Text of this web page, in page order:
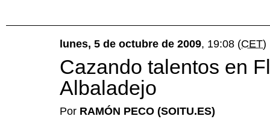
lunes, 5 de octubre de 2009, 19:08 (CET)
Cazando talentos en
Albaladejo
Por RAMÓN PECO (SOITU.ES)